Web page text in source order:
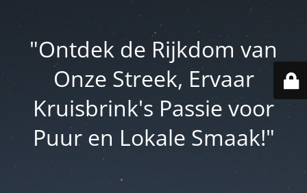
"Ontdek de Rijkdom van
Onze Streek, Ervaar
Kruisbrink's Passie voor
Puur en Lokale Smaak!"